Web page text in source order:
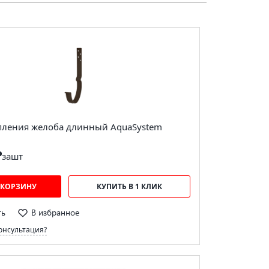
желоба длинный AquaSystem
зашт
КУПИТЬ В 1 КЛИК
В избранное